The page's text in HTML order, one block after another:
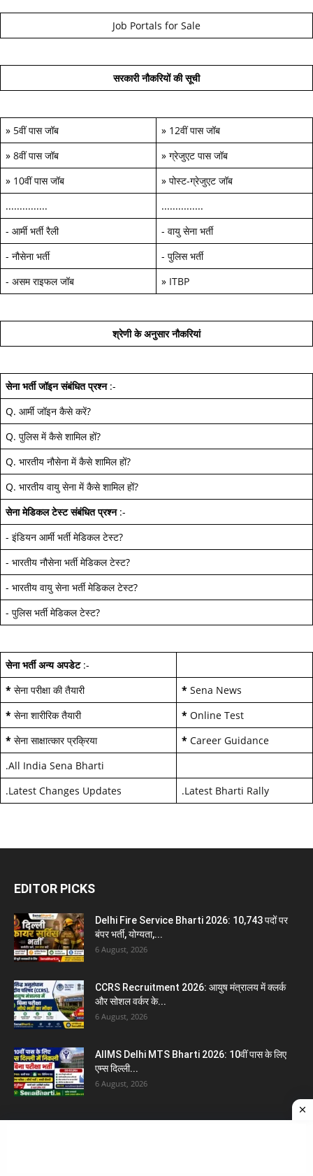
Job Portals for Sale
सरकारी नौकरियों की सूची
» 5वीं पास जॉब » 12वीं पास जॉब
» 8वीं पास जॉब » ग्रेजुएट पास जॉब
» 10वीं पास जॉब » पोस्ट-ग्रेजुएट जॉब
...............
...............
- आर्मी भर्ती रैली - वायु सेना भर्ती
- नौसेना भर्ती - पुलिस भर्ती
- असम राइफल जॉब » ITBP
श्रेणी के अनुसार नौकरियां
सेना भर्ती जॉइन संबंधित प्रश्न:-
Q. आर्मी जॉइन कैसे करें?
Q. पुलिस में कैसे शामिल हों?
Q. भारतीय नौसेना में कैसे शामिल हों?
Q. भारतीय वायु सेना में कैसे शामिल हों?
सेना मेडिकल टेस्ट संबंधित प्रश्न:-
- इंडियन आर्मी भर्ती मेडिकल टेस्ट?
- भारतीय नौसेना भर्ती मेडिकल टेस्ट?
- भारतीय वायु सेना भर्ती मेडिकल टेस्ट?
- पुलिस भर्ती मेडिकल टेस्ट?
सेना भर्ती अन्य अपडेट:-
* सेना परीक्षा की तैयारी * Sena News
* सेना शारीरिक तैयारी * Online Test
* सेना साक्षात्कार प्रक्रिया * Career Guidance
.All India Sena Bharti
.Latest Changes Updates .Latest Bharti Rally
EDITOR PICKS
Delhi Fire Service Bharti 2026: 10,743 पदों पर
बंपर भर्ती, योग्यता,...
6 August, 2026
CCRS Recruitment 2026: आयुष मंत्रालय में क्लर्क
और सोशल वर्कर के...
6 August, 2026
AIIMS Delhi MTS Bharti 2026: 10वीं पास के लिए
एम्स दिल्ली...
6 August, 2026